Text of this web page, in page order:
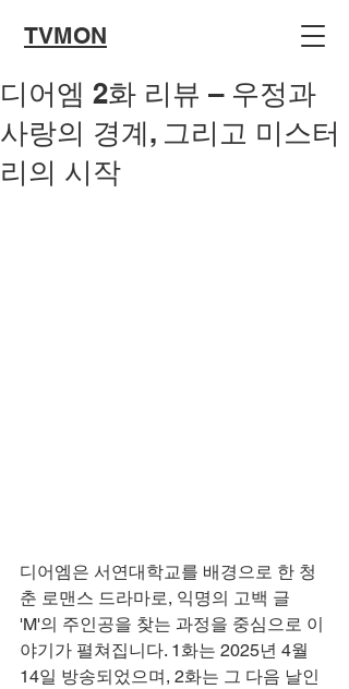
TVMON
디어엠 2화 리뷰 – 우정과
사랑의 경계, 그리고 미스터
리의 시작
디어엠은 서연대학교를 배경으로 한 청
춘 로맨스 드라마로, 익명의 고백 글
'M'의 주인공을 찾는 과정을 중심으로 이
야기가 펼쳐집니다. 1화는 2025년 4월
14일 방송되었으며, 2화는 그 다음 날인